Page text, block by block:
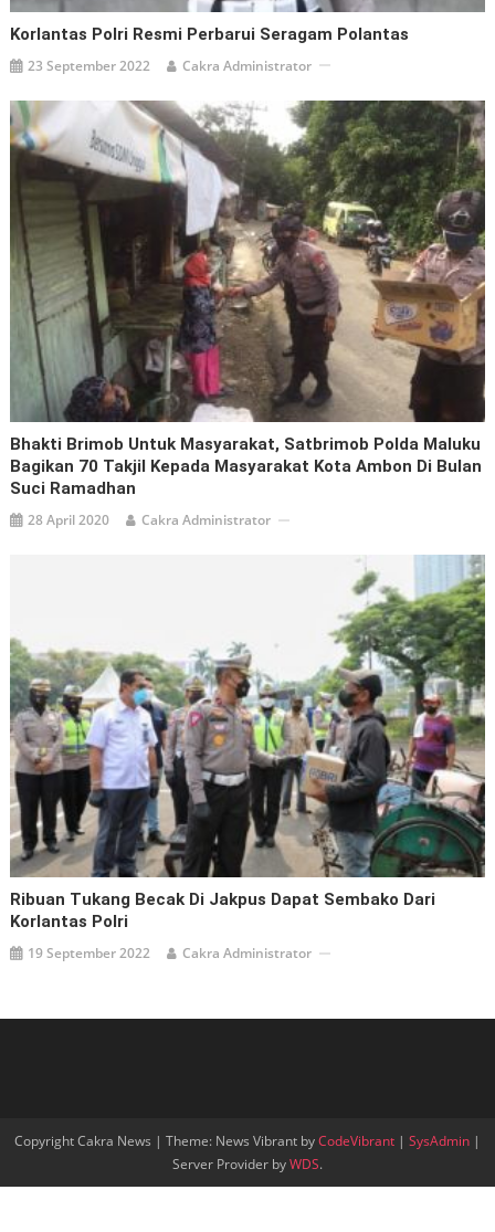
Korlantas Polri Resmi Perbarui Seragam Polantas
23 September 2022 Cakra Administrator
Bhakti Brimob Untuk Masyarakat, Satbrimob Polda Maluku
Bagikan 70 Takjil Kepada Masyarakat Kota Ambon Di Bulan
Suci Ramadhan
28 April 2020 Cakra Administrator
Ribuan Tukang Becak Di Jakpus Dapat Sembako Dari
Korlantas Polri
19 September 2022 Cakra Administrator
Copyright Cakra News | Theme: News Vibrant byCodeVibrant | SysAdmin |
Server Provider byWDS.